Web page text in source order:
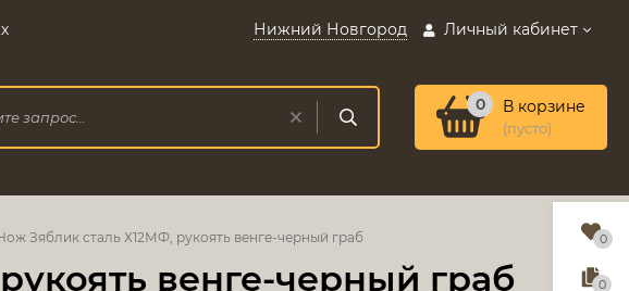
Нижний Новгород Личный кабинет
0 В корзине
(пусто)
Зяблик сталь Х12МФ, рукоять венге-черный граб
венге-черный граб
0
0